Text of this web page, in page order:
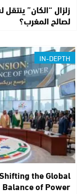
زلزال “الكان”
لصالح المغرب؟
IN-DEPTH
the Global
Balance of Power